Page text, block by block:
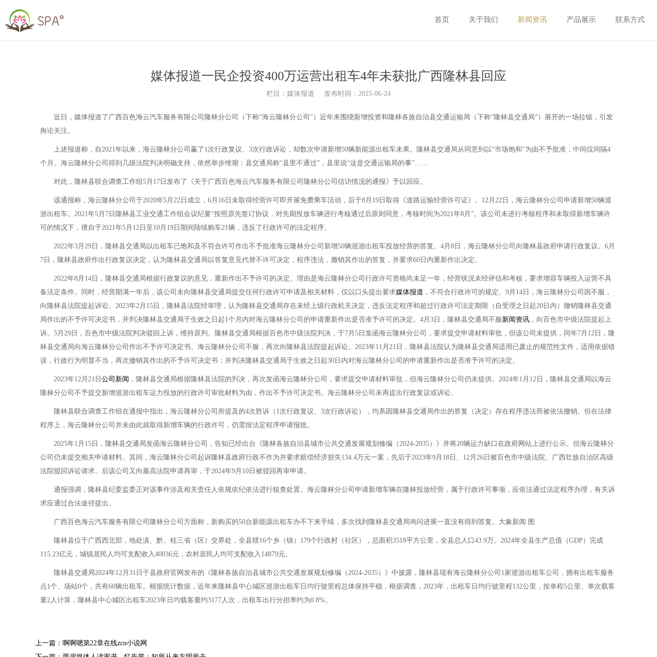
首页 关于我们 新闻资讯 产品展示 联系方式
媒体报道一民企投资400万运营出租车4年未获批广西隆林县回应
栏目：媒体报道 发布时间：2025-06-24
近日，媒体报道了广西百色海云汽车服务有限公司隆林分公司（下称“海云隆林分公司”）近年来围绕新增投资和隆林各族自治县交通运输局（下称“隆林县交通局”）展开的一场拉锯，引发
舆论关注。
上述报道称，自2021年以来，海云隆林分公司赢了1次行政复议、3次行政诉讼，却数次申请新增50辆新能源出租车未果。隆林县交通局从同意到以“市场饱和”为由不予批准，中间仅间隔4
个月。海云隆林分公司得到几级法院判决明确支持，依然举步维艰：县交通局称“县里不通过”，县里说“这是交通运输局的事”……
对此，隆林县联合调查工作组5月17日发布了《关于广西百色海云汽车服务有限公司隆林分公司信访情况的通报》予以回应。
该通报称，海云隆林分公司于2020年5月22日成立，6月16日未取得经营许可即开展免费乘车活动，后于8月19日取得《道路运输经营许可证》。12月22日，海云隆林分公司申请新增50辆巡
游出租车。2021年5月7日隆林县工业交通工作组会议纪要“按照原先签订协议，对先期投放车辆进行考核通过后原则同意，考核时间为2021年8月”。该公司未进行考核程序和未取得新增车辆许
可的情况下，擅自于2021年5月12日至10月19日期间陆续购车21辆，违反了行政许可的法定程序。
2022年3月29日，隆林县交通局以出租车已饱和及不符合许可作出不予批准海云隆林分公司新增50辆巡游出租车投放经营的答复。4月8日，海云隆林分公司向隆林县政府申请行政复议。6月
7日，隆林县政府作出行政复议决定，认为隆林县交通局以答复意见代替不许可决定，程序违法，撤销其作出的答复，并要求60日内重新作出决定。
2022年8月14日，隆林县交通局根据行政复议的意见，重新作出不予许可的决定。理由是海云隆林分公司行政许可资格尚未足一年，经营状况未经评估和考核，要求增容车辆投入运营不具
备法定条件。同时，经营期满一年后，该公司未向隆林县交通局提交任何行政许可申请及相关材料，仅以口头提出要求媒体报道 ，不符合行政许可的规定。9月14日，海云隆林分公司因不服，
向隆林县法院提起诉讼。2023年2月15日，隆林县法院经审理，认为隆林县交通局存在未经上级行政机关决定，违反法定程序和超过行政许可法定期限（自受理之日起20日内）撤销隆林县交通
局作出的不予许可决定书，并判决隆林县交通局于生效之日起1个月内对海云隆林分公司的申请重新作出是否准予许可的决定。4月3日，隆林县交通局不服新闻资讯 ，向百色市中级法院提起上
诉。5月29日，百色市中级法院判决驳回上诉，维持原判。隆林县交通局根据百色市中级法院判决，于7月5日发函海云隆林分公司，要求提交申请材料审批，但该公司未提供，同年7月12日，隆
林县交通局向海云隆林分公司作出不予许可决定书。海云隆林分公司不服，再次向隆林县法院提起诉讼。2023年11月21日，隆林县法院认为隆林县交通局适用已废止的规范性文件，适用依据错
误，行政行为明显不当，再次撤销其作出的不予许可决定书；并判决隆林县交通局于生效之日起30日内对海云隆林分公司的申请重新作出是否准予许可的决定。
2023年12月21日 公司新闻 ，隆林县交通局根据隆林县法院的判决，再次发函海云隆林分公司，要求提交申请材料审批，但海云隆林分公司仍未提供。2024年1月12日，隆林县交通局以海云
隆林分公司不予提交新增巡游出租车运力投放的行政许可审批材料为由，作出不予许可决定书。海云隆林分公司未再提出行政复议或诉讼。
隆林县联合调查工作组在通报中指出，海云隆林分公司所提及的4次胜诉（1次行政复议、3次行政诉讼），均系因隆林县交通局作出的答复（决定）存在程序违法而被依法撤销。但在法律
程序上，海云隆林分公司并未由此就取得新增车辆的行政许可，仍需按法定程序申请报批。
2025年1月15日，隆林县交通局发函海云隆林分公司，告知已经出台《隆林各族自治县城市公共交通发展规划修编（2024-2035）》并将20辆运力缺口在政府网站上进行公示。但海云隆林分
公司仍未提交相关申请材料。其间，海云隆林分公司起诉隆林县政府行政不作为并要求赔偿经济损失134.4万元一案，先后于2023年9月18日、12月26日被百色市中级法院、广西壮族自治区高级
法院驳回诉讼请求。后该公司又向最高法院申请再审，于2024年9月10日被驳回再审申请。
通报强调，隆林县纪委监委正对该事件涉及相关责任人依规依纪依法进行核查处置。海云隆林分公司申请新增车辆在隆林投放经营，属于行政许可事项，应依法通过法定程序办理，有关诉
求应通过合法途径提出。
广西百色海云汽车服务有限公司隆林分公司方面称，新购买的50台新能源出租车办不下来手续，多次找到隆林县交通局询问进展一直没有得到答复。大象新闻 图
隆林县位于广西西北部，地处滇、黔、桂三省（区）交界处，全县辖16个乡（镇）179个行政村（社区），总面积3518平方公里，全县总人口43.9万。2024年全县生产总值（GDP）完成
115.23亿元，城镇居民人均可支配收入40036元，农村居民人均可支配收入14879元。
隆林县交通局2024年12月31日于县政府官网发布的《隆林各族自治县城市公共交通发展规划修编（2024-2035）》中披露，隆林县现有海云隆林分公司1家巡游出租车公司，拥有出租车服务
点1个、场站0个，共有60辆出租车。根据统计数据，近年来隆林县中心城区巡游出租车日均行驶里程总体保持平稳，根据调查，2023年，出租车日均行驶里程132公里，按单程5公里、单次载客
量2人计算，隆林县中心城区出租车2023年日均载客量约3177人次，出租车出行分担率约为0.8%。
上一篇：啊啊嗯第22章在线zcn小说网